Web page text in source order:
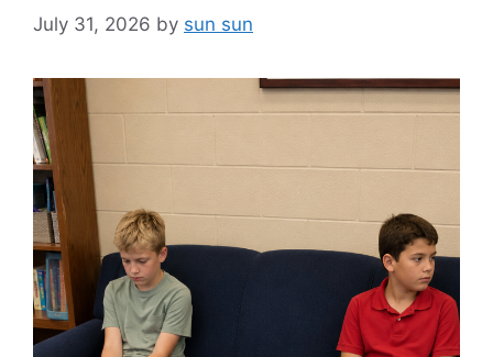
July 31, 2026 by sun sun